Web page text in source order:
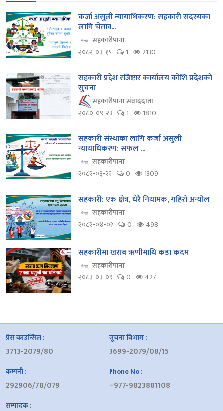
कर्जा असुली न्यायाधिकरण: सहकारी सदस्यका
लागि चेताव...
सहकारीपाना
२०८२-०३-१९
1 2130
सहकारी प्रदेश रजिष्टार कार्यालय कोशि प्रदेशको
सुचना
सहकारीपाना संवाददाता
२०८०-०९-२३
1 1810
सहकारी संस्थाका लागि कर्जा असुली
न्यायाधिकरण: सफल ...
सहकारीपाना
२०८२-०३-२२
0 1309
सहकारी: एक क्षेत्र, धेरै नियामक, गहिरो अन्योल
सहकारीपाना
२०८२-०४-०२
0 498
सहकारीमा खराब ऋणीमाथि कडा कदम
सहकारीपाना
२०८३-०३-०९
0 427
प्रेस काउन्सिल :
3713-2079/80
सूचना बिभाग :
3699-2079/08/15
कम्पनी :
292906/78/079
Phone No :
+977-9823881108
सम्पादक :